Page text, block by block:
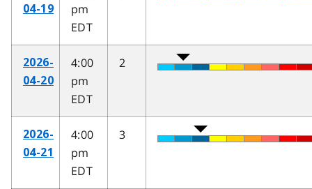
04-19
pm
EDT
2026-
04-20
4:00
pm
EDT
2
2026-
04-21
4:00
pm
EDT
3